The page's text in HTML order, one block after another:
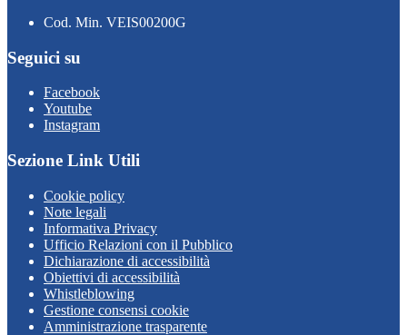
Cod. Min. VEIS00200G
Seguici su
Facebook
Youtube
Instagram
Sezione Link Utili
Cookie policy
Note legali
Informativa Privacy
Ufficio Relazioni con il Pubblico
Dichiarazione di accessibilità
Obiettivi di accessibilità
Whistleblowing
Gestione consensi cookie
Amministrazione trasparente